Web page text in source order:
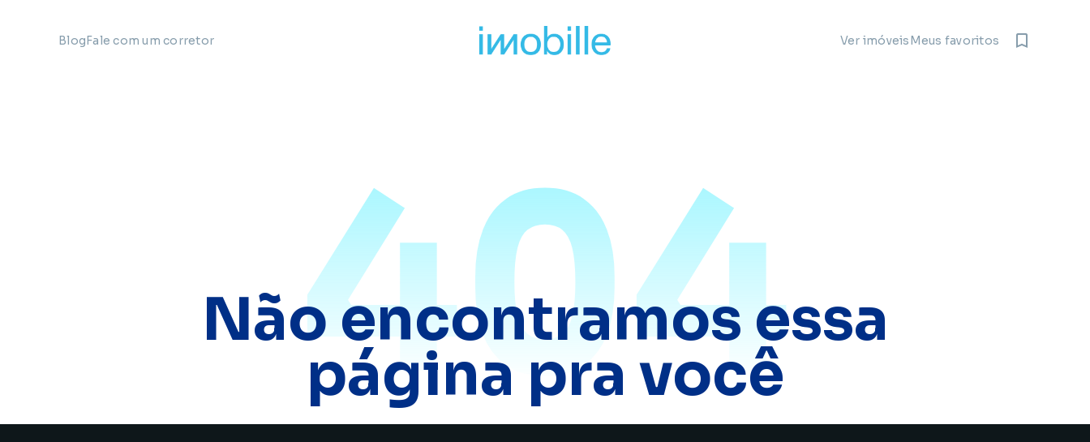
BlogFale com um corretor Ver imóveisMeus favoritos
404
Não encontramos essa
página pra você